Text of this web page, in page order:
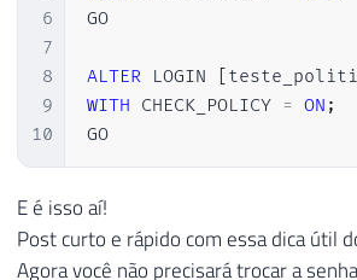
6
7
8
9
10
GO
ALTER LOGIN [
WITH CHECK_POLICY = ON ;
GO
E é isso aí!
Post curto e rápido com essa dica útil
Agora você não precisará trocar a